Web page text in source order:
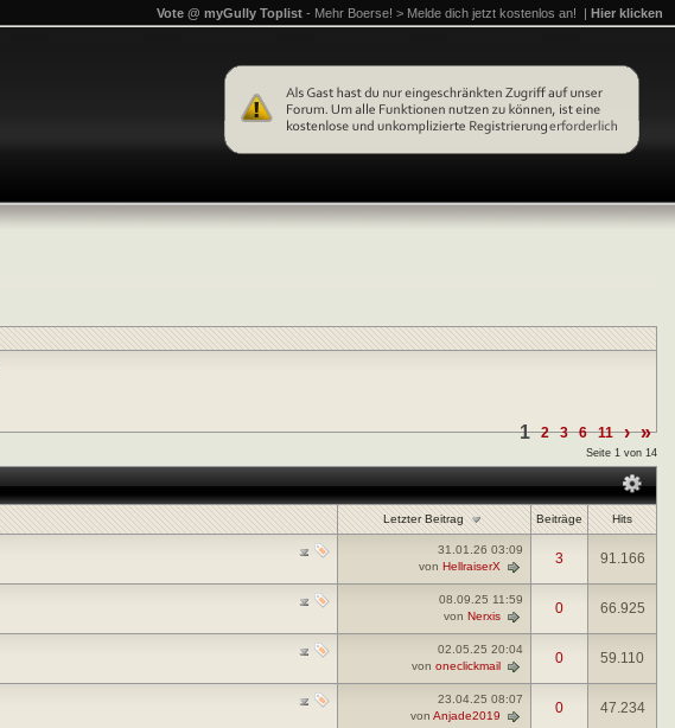
Vote @ myGully Toplist - Mehr Boerse! > Melde dich jetzt kostenlos an! | Hier klicken
1 2 3 6 11 › »
Seite 1 von 14
Letzter Beitrag Beiträge Hits
31.01.26 03:09
von HellraiserX 3 91.166
08.09.25 11:59
von Nerxis 0 66.925
02.05.25 20:04
von oneclickmail 0 59.110
23.04.25 08:07
von Anjade2019 0 47.234